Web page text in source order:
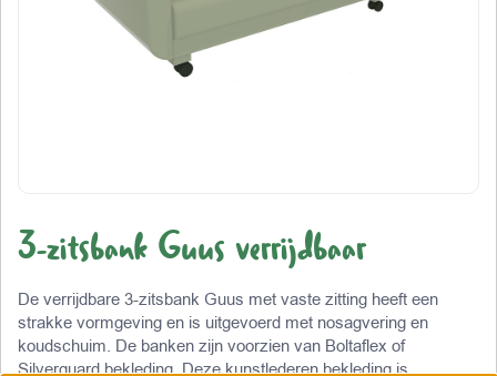
3-zitsbank Guus verrijdbaar
De verrijdbare 3-zitsbank Guus met vaste zitting heeft een
strakke vormgeving en is uitgevoerd met nosagvering en
koudschuim. De banken zijn voorzien van Boltaflex of
Silverguard bekleding. Deze kunstlederen bekleding is